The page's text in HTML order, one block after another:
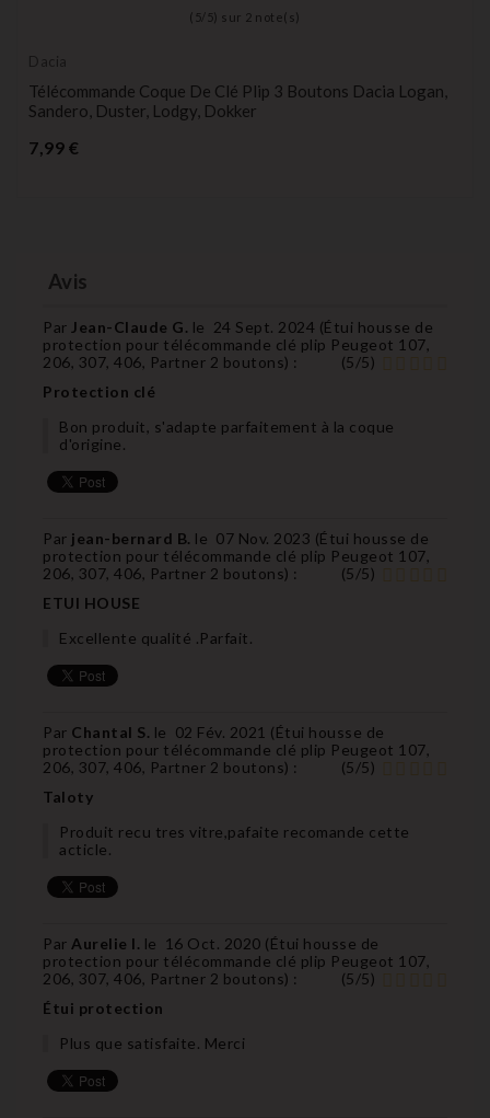
( 5/ 5) sur 2 note(s)
Dacia
Télécommande Coque De Clé Plip 3 Boutons Dacia Logan,
Sandero, Duster, Lodgy, Dokker
7,99 €
Avis
Par Jean-Claude G. le 24 Sept. 2024 (Étui housse de
protection pour télécommande clé plip Peugeot 107,
206, 307, 406, Partner 2 boutons) : (5/5)
Protection clé
Bon produit, s'adapte parfaitement à la coque
d'origine.
Par jean-bernard B. le 07 Nov. 2023 (Étui housse de
protection pour télécommande clé plip Peugeot 107,
206, 307, 406, Partner 2 boutons) : (5/5)
ETUI HOUSE
Excellente qualité .Parfait.
Par Chantal S. le 02 Fév. 2021 (Étui housse de
protection pour télécommande clé plip Peugeot 107,
206, 307, 406, Partner 2 boutons) : (5/5)
Taloty
Produit recu tres vitre,pafaite recomande cette
acticle.
Par Aurelie I. le 16 Oct. 2020 (Étui housse de
protection pour télécommande clé plip Peugeot 107,
206, 307, 406, Partner 2 boutons) : (5/5)
Étui protection
Plus que satisfaite. Merci